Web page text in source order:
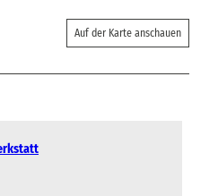
Auf der Karte anschauen